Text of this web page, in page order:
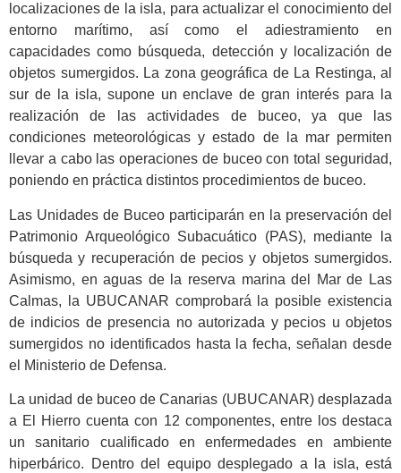
localizaciones de la isla, para actualizar el conocimiento del
entorno marítimo, así como el adiestramiento en
capacidades como búsqueda, detección y localización de
objetos sumergidos. La zona geográfica de La Restinga, al
sur de la isla, supone un enclave de gran interés para la
realización de las actividades de buceo, ya que las
condiciones meteorológicas y estado de la mar permiten
llevar a cabo las operaciones de buceo con total seguridad,
poniendo en práctica distintos procedimientos de buceo.
Las Unidades de Buceo participarán en la preservación del
Patrimonio Arqueológico Subacuático (PAS), mediante la
búsqueda y recuperación de pecios y objetos sumergidos.
Asimismo, en aguas de la reserva marina del Mar de Las
Calmas, la UBUCANAR comprobará la posible existencia
de indicios de presencia no autorizada y pecios u objetos
sumergidos no identificados hasta la fecha, señalan desde
el Ministerio de Defensa.
La unidad de buceo de Canarias (UBUCANAR) desplazada
a El Hierro cuenta con 12 componentes, entre los destaca
un sanitario cualificado en enfermedades en ambiente
hiperbárico. Dentro del equipo desplegado a la isla, está